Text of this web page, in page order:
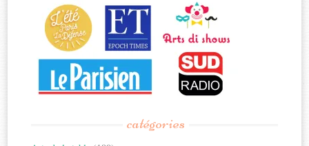
catégories